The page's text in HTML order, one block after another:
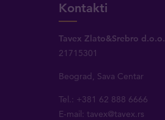
Kontakti
Tavex Zlato&Srebro d.o.o.
21715301
Beograd, Sava Centar
Tel.: +381 62 888 6666
E-mail:tavex@tavex.rs